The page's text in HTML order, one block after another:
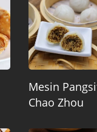
Mesin
Chao Zhou